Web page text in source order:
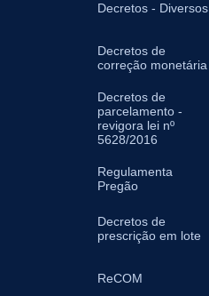
Decretos - Diversos
Decretos de
correção monetária
Decretos de
parcelamento -
revigora lei nº
5628/2016
Regulamenta
Pregão
Decretos de
prescrição em lote
ReCOM